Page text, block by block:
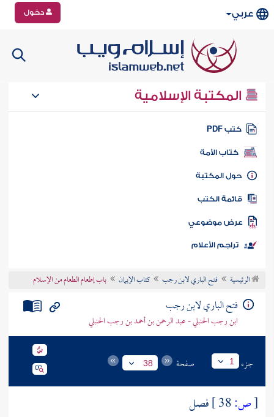
عربي دخول
المكتبة الإسلامية
كتب PDF
كتاب الأمة
المكتبة
الكتب
موضوعي
تراجم الأعلام
الرئيسية فتح الباري لابن رجب كتاب الإيمان باب إطعام الطعام من الإسلام
فتح الباري لابن رجب
ابن رجب الحنبلي - عبد الرحمن بن أحمد بن رجب الحنبلي
جزء 1 صفحة 38
[ص:
فصل